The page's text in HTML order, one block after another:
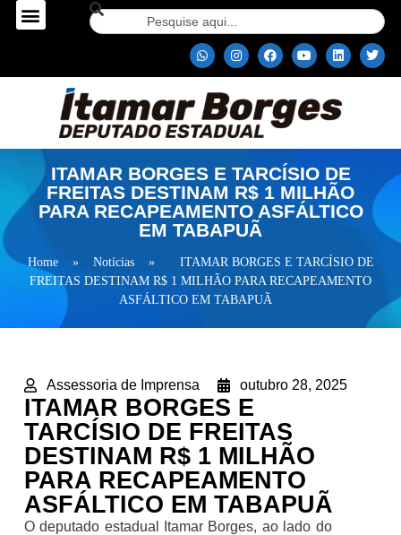
ITAMAR BORGES E TARCÍSIO DE
FREITAS DESTINAM R$ 1 MILHÃO
PARA RECAPEAMENTO ASFÁLTICO
EM TABAPUÃ
Home » Notícias »
ITAMAR BORGES E TARCÍSIO DE
FREITAS DESTINAM R$ 1 MILHÃO PARA RECAPEAMENTO
ASFÁLTICO EM TABAPUÃ
Assessoria de Imprensa outubro 28, 2025
ITAMAR BORGES E
TARCÍSIO DE FREITAS
DESTINAM R$ 1 MILHÃO
PARA RECAPEAMENTO
ASFÁLTICO EM TABAPUÃ
O deputado estadual Itamar Borges, ao lado do